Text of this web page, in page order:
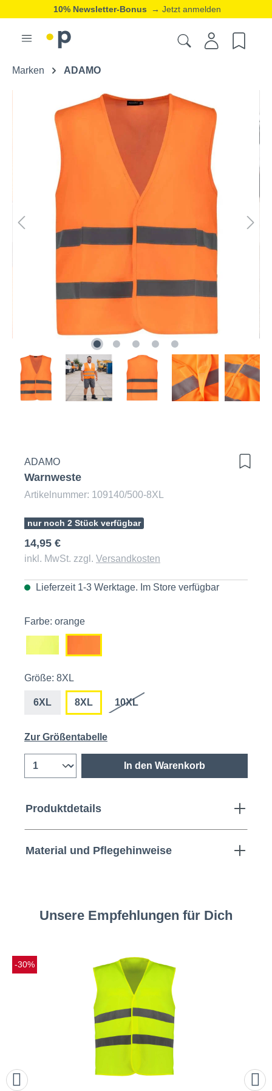
10% Newsletter-Bonus → Jetzt anmelden
Marken ADAMO
ADAMO
Warnweste
Artikelnummer: 109140/500-8XL
nur noch 2 Stück verfügbar
14,95 €
inkl. MwSt. zzgl. Versandkosten
Lieferzeit 1-3 Werktage. Im Store verfügbar
Farbe: orange
Größe: 8XL
6XL 8XL 10XL
Zur Größentabelle
In den Warenkorb
Produktdetails
Material und Pflegehinweise
Unsere Empfehlungen für Dich
-30%